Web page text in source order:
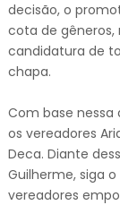
decisão, o
cota de gêneros,
candidatura de
chapa.
Com base nessa
os vereadores
Deca. Diante
Guilherme, siga
vereadores